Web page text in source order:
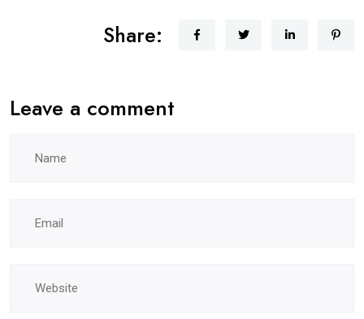
Share:
Leave a comment